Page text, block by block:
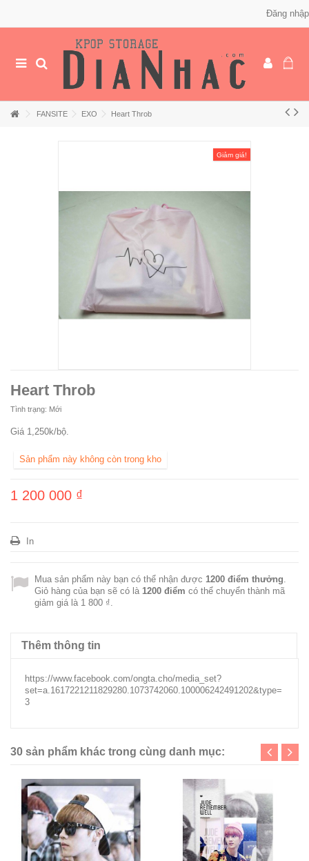
Đăng nhập
FANSITE EXO Heart Throb
Giảm giá!
Heart Throb
Tình trạng: Mới
Giá 1,250k/bộ.
Sản phẩm này không còn trong kho
1 200 000 ₫
In
Mua sản phẩm này bạn có thể nhận được 1200 điểm thưởng
Giỏ hàng của bạn sẽ có là 1200 điểm có thể chuyển thành mã
giảm giá là 1 800 ₫
Thêm thông tin
https://www.facebook.com/ongta.cho/media_set?
set=a.1617221211829280.1073742060.100006242491202&type=
3
30 sản phẩm khác trong cùng danh mục: